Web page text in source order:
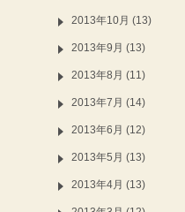
2013年10月 (13)
2013年9月 (13)
2013年8月 (11)
2013年7月 (14)
2013年6月 (12)
2013年5月 (13)
2013年4月 (13)